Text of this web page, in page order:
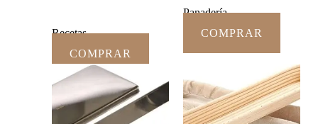
Recetas
COMPRAR
Panadería
COMPRAR